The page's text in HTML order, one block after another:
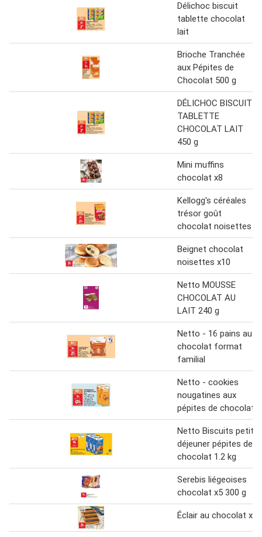
Délichoc biscuit
tablette chocolat
lait
Brioche Tranchée
aux Pépites de
Chocolat 500 g
DÉLICHOC BISCUIT
TABLETTE
CHOCOLAT LAIT
450 g
Mini muffins
chocolat x8
Kellogg's céréales
trésor goût
chocolat noisettes
Beignet chocolat
noisettes x10
Netto MOUSSE
CHOCOLAT AU
LAIT 240 g
Netto - 16 pains au
chocolat format
familial
Netto - cookies
nougatines aux
pépites de chocolat
Netto Biscuits petit
déjeuner pépites de
chocolat 1.2 kg
Serebis liégeoises
chocolat x5 300 g
Éclair au chocolat x